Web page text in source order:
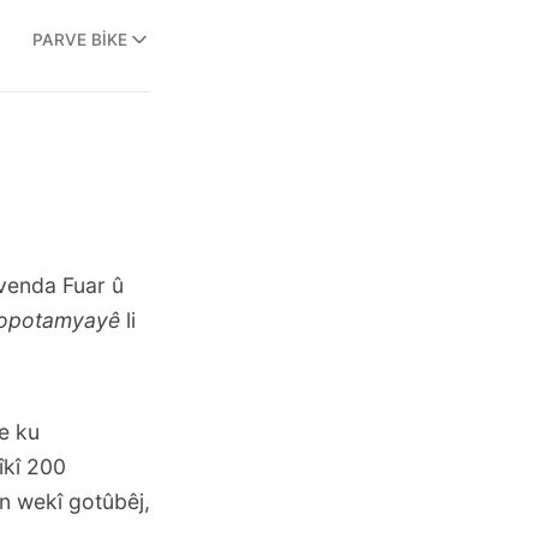
PARVE BIKE
Fuar û
li
ku
200
wekî gotûbêj,